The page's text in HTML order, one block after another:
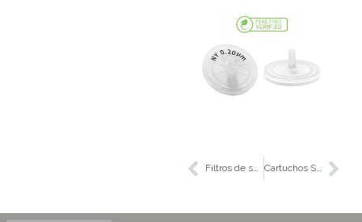
Filtros de seringa ABLUO® – Isentos de PFAS Cartuchos SPE – Livres de PFAS